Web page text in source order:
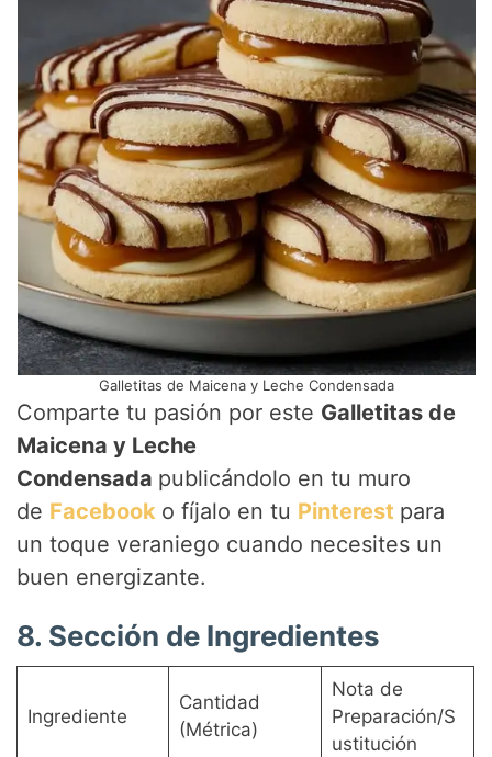
Galletitas de Maicena y Leche Condensada
Comparte tu pasión por este Galletitas de
Maicena y Leche
Condensada publicándolo en tu muro
de Facebook o fíjalo en tu Pinterest para
un toque veraniego cuando necesites un
buen energizante.
8. Sección de Ingredientes
Ingrediente
Cantidad
(Métrica)
Nota de
Preparación/S
ustitución